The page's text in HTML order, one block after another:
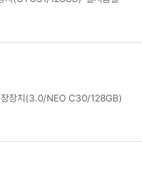
장치(3.0/NEO C30/128GB)